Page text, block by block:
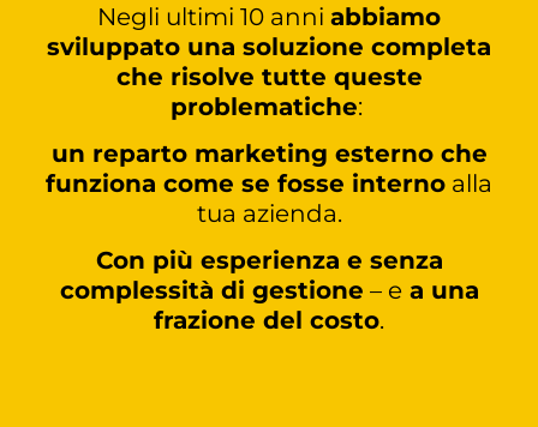
Negli ultimi 10 anni abbiamo
sviluppato una soluzione completa
che risolve tutte queste
problematiche:
un reparto marketing esterno che
funziona come se fosse interno alla
tua azienda.
Con più esperienza e senza
complessità di gestione – ea una
frazione del costo.